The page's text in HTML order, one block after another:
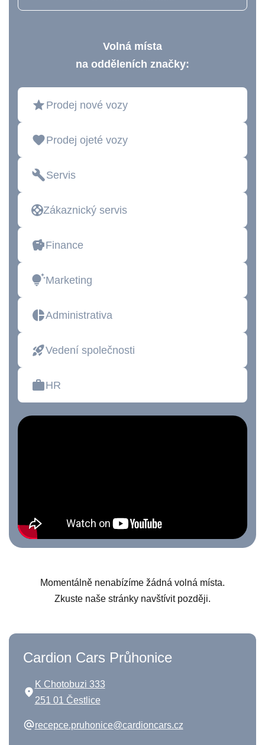
Volná místa
na odděleních značky:
Prodej nové vozy
Prodej ojeté vozy
Servis
Zákaznický servis
Finance
Marketing
Administrativa
Vedení společnosti
HR
Momentálně nenabízíme žádná volná místa.
Zkuste naše stránky navštívit později.
Cardion Cars Průhonice
K Chotobuzi 333
251 01 Čestlice
recepce.pruhonice@cardioncars.cz